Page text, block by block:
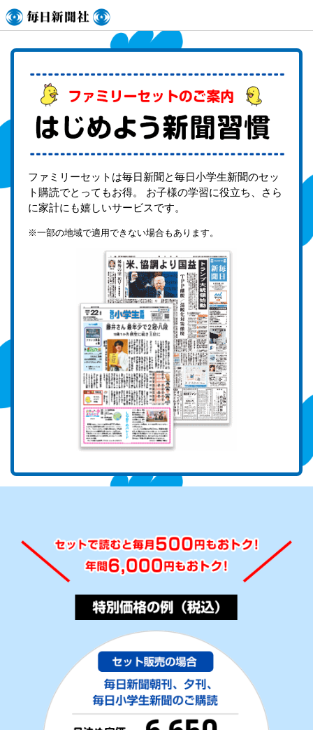
ファミリーセットは毎日新聞と毎日小学生新聞のセッ
ト購読でとってもお得。 お子様の学習に役立ち、さら
に家計にも嬉しいサービスです。
※一部の地域で適用できない場合もあります。